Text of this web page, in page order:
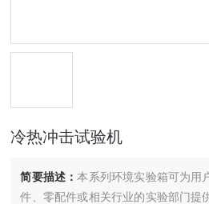
冷热冲击试验机
简要描述：本系列环境实验箱可为用
件、零配件或相关行业的实验部门提